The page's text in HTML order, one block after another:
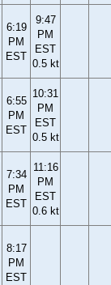
6:19
PM
EST
9:47
PM
EST
0.5 kt
6:55
PM
EST
10:31
PM
EST
0.5 kt
7:34
PM
EST
11:16
PM
EST
0.6 kt
8:17
PM
EST